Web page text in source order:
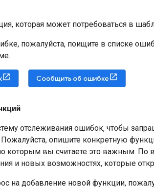
которая может потребоваться в
пожалуйста, поищите в списке
Сообщить об ошибке
отслеживания ошибок, чтобы
опишите конкретную
которым вы считаете это важным.
и новых возможностях, которые
на добавление новой функции,